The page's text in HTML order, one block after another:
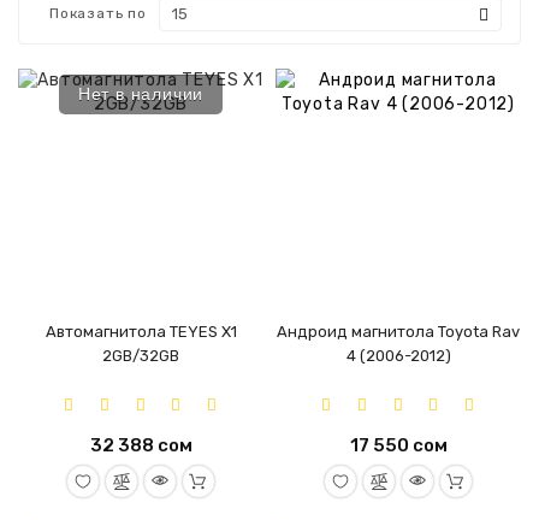
Акции
Производители
Контакты
Показать по
Нет в наличии
Автомагнитола TEYES X1
2GB/32GB
32 388 сом
Андроид магнитола Toyota Rav
4 (2006-2012)
17 550 сом